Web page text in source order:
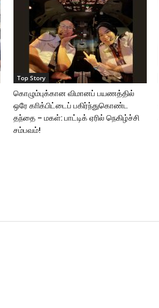
Top Story
கொழும்புக்கான விமானப் பயணத்தில்
ஒரே காிக்பிட்டைப் பகிர்ந்துகொண்ட
தந்தை – மகள்: பாட்டிக் ஏரில் நெகிழ்ச்சி
சம்பவம்!